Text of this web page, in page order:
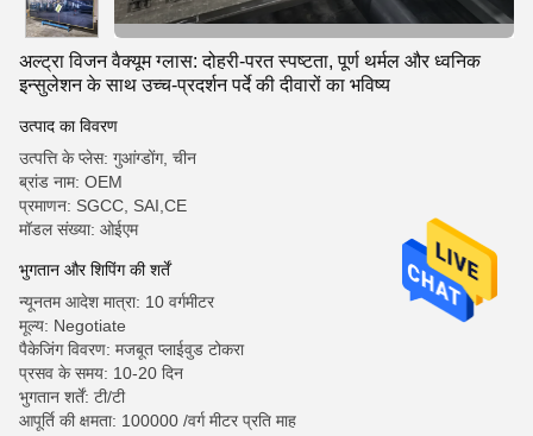
अल्ट्रा विजन वैक्यूम ग्लास: दोहरी-परत स्पष्टता, पूर्ण थर्मल और ध्वनिक
इन्सुलेशन के साथ उच्च-प्रदर्शन पर्दे की दीवारों का भविष्य
उत्पाद का विवरण
उत्पत्ति के प्लेस: गुआंग्डोंग, चीन
ब्रांड नाम: OEM
प्रमाणन: SGCC, SAI,CE
मॉडल संख्या: ओईएम
भुगतान और शिपिंग की शर्तें
न्यूनतम आदेश मात्रा: 10 वर्गमीटर
मूल्य: Negotiate
पैकेजिंग विवरण: मजबूत प्लाईवुड टोकरा
प्रसव के समय: 10-20 दिन
भुगतान शर्तें: टी/टी
आपूर्ति की क्षमता: 100000 /वर्ग मीटर प्रति माह